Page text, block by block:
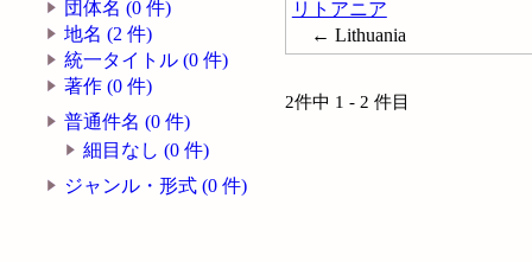
団体名 (0 件)
地名 (2 件)
統一タイトル (0 件)
著作 (0 件)
普通件名 (0 件)
細目なし (0 件)
ジャンル・形式 (0 件)
リトアニア
← Lithuania
2件中 1 - 2 件目